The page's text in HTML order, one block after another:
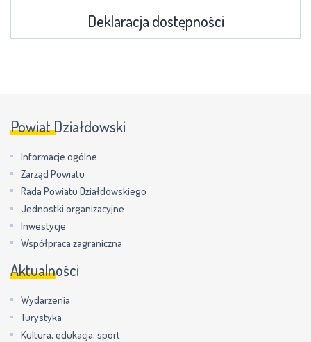
Deklaracja dostępności
Powiat Działdowski
Informacje ogólne
Zarząd Powiatu
Rada Powiatu Działdowskiego
Jednostki organizacyjne
Inwestycje
Współpraca zagraniczna
Aktualności
Wydarzenia
Turystyka
Kultura, edukacja, sport